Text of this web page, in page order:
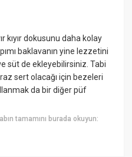
kıyır dokusunu daha kolay
baklavanın yine lezzetini
süt de ekleyebilirsiniz. Tabi
sert olacağı için bezeleri
da bir diğer püf
tamamını burada okuyun: